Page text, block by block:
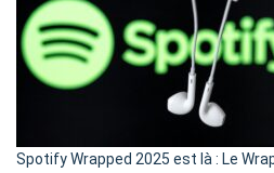
Spotify Wrapped 2025 est là : Le